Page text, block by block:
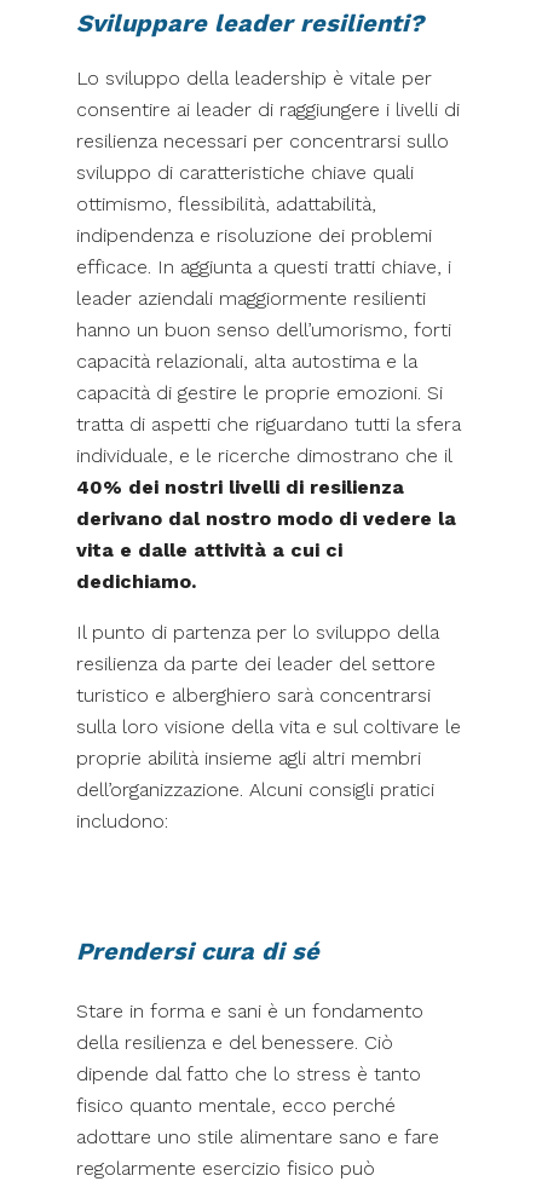
Sviluppare leader resilienti?
Lo sviluppo della leadership è vitale per
consentire ai leader di raggiungere i livelli di
resilienza necessari per concentrarsi sullo
sviluppo di caratteristiche chiave quali
ottimismo, flessibilità, adattabilità,
indipendenza e risoluzione dei problemi
efficace. In aggiunta a questi tratti chiave, i
leader aziendali maggiormente resilienti
hanno un buon senso dell’umorismo, forti
capacità relazionali, alta autostima e la
capacità di gestire le proprie emozioni. Si
tratta di aspetti che riguardano tutti la sfera
individuale, e le ricerche dimostrano che il
40% dei nostri livelli di resilienza
derivano dal nostro modo di vedere la
vita e dalle attività a cui ci
dedichiamo.
Il punto di partenza per lo sviluppo della
resilienza da parte dei leader del settore
turistico e alberghiero sarà concentrarsi
sulla loro visione della vita e sul coltivare le
proprie abilità insieme agli altri membri
dell’organizzazione. Alcuni consigli pratici
includono:
Prendersi cura di sé
Stare in forma e sani è un fondamento
della resilienza e del benessere. Ciò
dipende dal fatto che lo stress è tanto
fisico quanto mentale, ecco perché
adottare uno stile alimentare sano e fare
regolarmente esercizio fisico può